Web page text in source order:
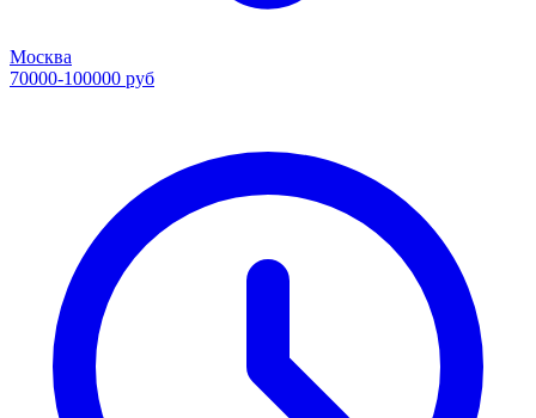
Москва
70000-100000 руб